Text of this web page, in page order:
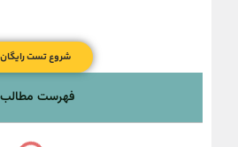
شروع تست رایگان
فهرست مطالب